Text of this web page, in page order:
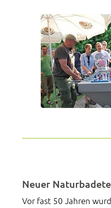
Neuer
Vor fast 50 Jahren